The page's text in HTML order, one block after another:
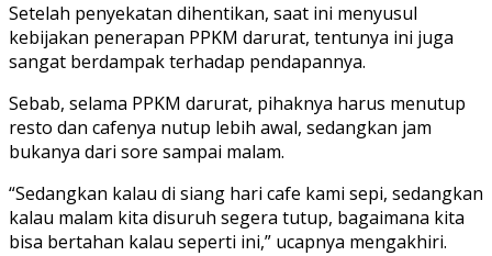
Setelah penyekatan dihentikan, saat ini menyusul
kebijakan penerapan PPKM darurat, tentunya ini juga
sangat berdampak terhadap pendapannya.
Sebab, selama PPKM darurat, pihaknya harus menutup
resto dan cafenya nutup lebih awal, sedangkan jam
bukanya dari sore sampai malam.
“Sedangkan kalau di siang hari cafe kami sepi, sedangkan
kalau malam kita disuruh segera tutup, bagaimana kita
bisa bertahan kalau seperti ini,” ucapnya mengakhiri.